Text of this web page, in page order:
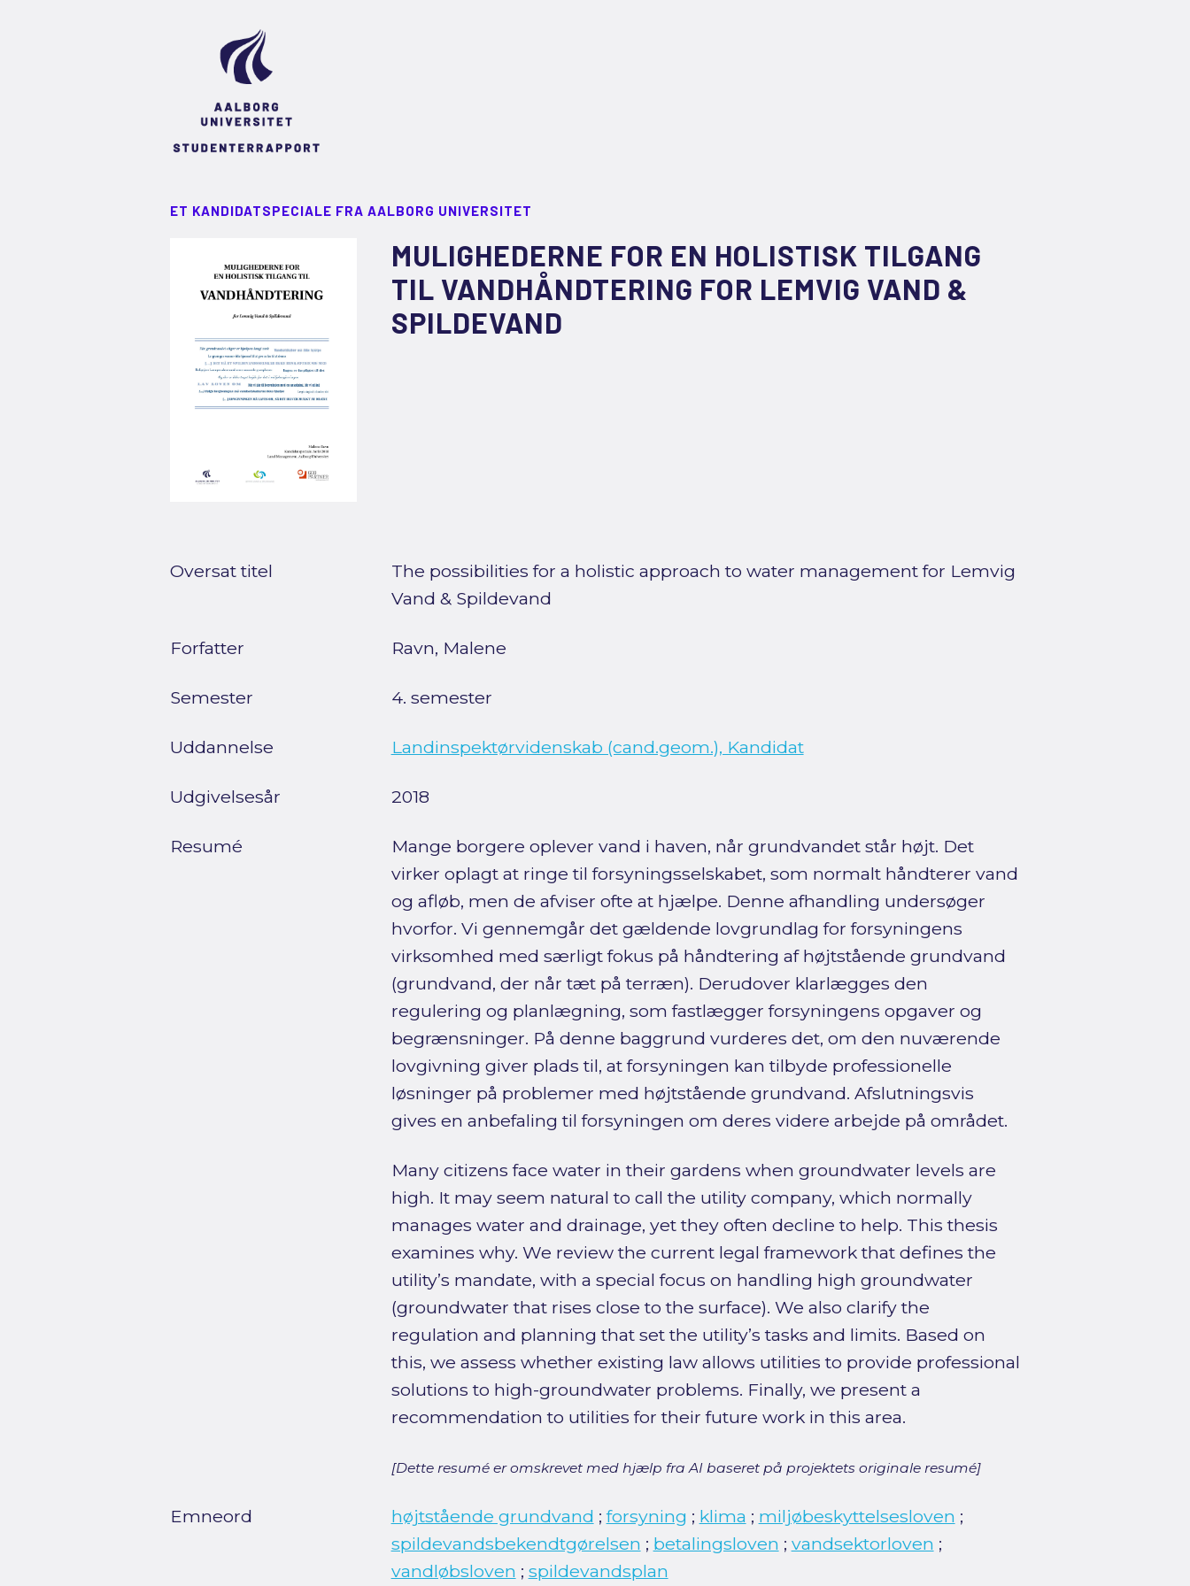
ET KANDIDATSPECIALE FRA AALBORG UNIVERSITET
MULIGHEDERNE FOR EN HOLISTISK TILGANG
TIL VANDHÅNDTERING FOR LEMVIG VAND &
SPILDEVAND
Oversat titel
The possibilities for a holistic approach to water management for Lemvig
Vand & Spildevand
Forfatter Ravn, Malene
Semester 4. semester
Uddannelse Landinspektørvidenskab (cand.geom.), Kandidat
Udgivelsesår 2018
Resumé
Mange borgere oplever vand i haven, når grundvandet står højt. Det
virker oplagt at ringe til forsyningsselskabet, som normalt håndterer vand
og afløb, men de afviser ofte at hjælpe. Denne afhandling undersøger
hvorfor. Vi gennemgår det gældende lovgrundlag for forsyningens
virksomhed med særligt fokus på håndtering af højtstående grundvand
(grundvand, der når tæt på terræn). Derudover klarlægges den
regulering og planlægning, som fastlægger forsyningens opgaver og
begrænsninger. På denne baggrund vurderes det, om den nuværende
lovgivning giver plads til, at forsyningen kan tilbyde professionelle
løsninger på problemer med højtstående grundvand. Afslutningsvis
gives en anbefaling til forsyningen om deres videre arbejde på området.
Many citizens face water in their gardens when groundwater levels are
high. It may seem natural to call the utility company, which normally
manages water and drainage, yet they often decline to help. This thesis
examines why. We review the current legal framework that defines the
utility’s mandate, with a special focus on handling high groundwater
(groundwater that rises close to the surface). We also clarify the
regulation and planning that set the utility’s tasks and limits. Based on
this, we assess whether existing law allows utilities to provide professional
solutions to high-groundwater problems. Finally, we present a
recommendation to utilities for their future work in this area.
[Dette resumé er omskrevet med hjælp fra AI baseret på projektets originale resumé]
Emneord højtstående grundvand ;forsyning ; klima ; miljøbeskyttelsesloven ;
spildevandsbekendtgørelsen ; betalingsloven ; vandsektorloven ;
vandløbsloven ; spildevandsplan